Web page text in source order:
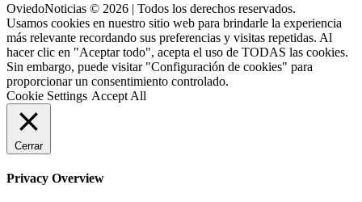
OviedoNoticias © 2026 | Todos los derechos reservados.
Usamos cookies en nuestro sitio web para brindarle la experiencia
más relevante recordando sus preferencias y visitas repetidas. Al
hacer clic en "Aceptar todo", acepta el uso de TODAS las cookies.
Sin embargo, puede visitar "Configuración de cookies" para
proporcionar un consentimiento controlado.
Cookie Settings Accept All
Cerrar
Privacy Overview